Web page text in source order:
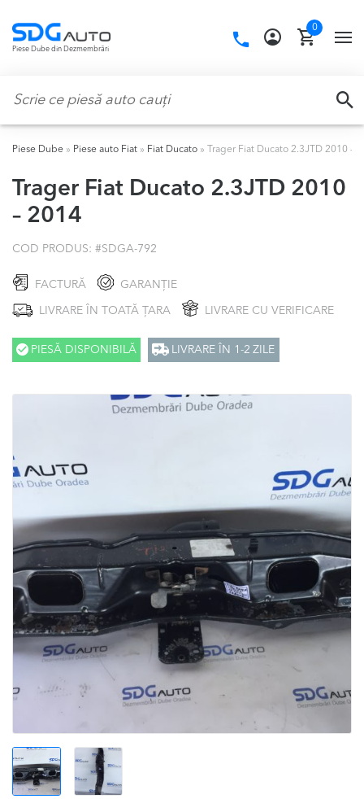
navigation
content
Piese Dube din Dezmembrări
Call
0
Piese Dube » Piese auto Fiat » Fiat Ducato » Trager Fiat Ducato 2.3JTD 2010 –
Trager Fiat Ducato 2.3JTD 2010
– 2014
COD PRODUS: #SDGA-792
FACTURĂ GARANȚIE
LIVRARE ÎN TOATĂ ȚARA LIVRARE CU VERIFICARE
PIESĂ DISPONIBILĂ LIVRARE ÎN 1-2 ZILE